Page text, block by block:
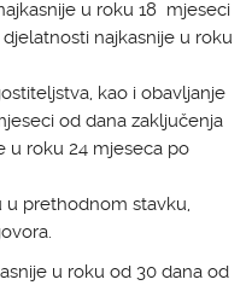
u roku 18 mjeseci
najkasnije u roku
kao i obavljanje
od dana zaključenja
u roku 24 mjeseca po
u prethodnom stavku,
u roku od 30 dana od